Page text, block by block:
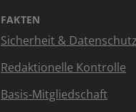
FAKTEN
Sicherheit & Datenschutz
Redaktionelle Kontrolle
Basis-Mitgliedschaft